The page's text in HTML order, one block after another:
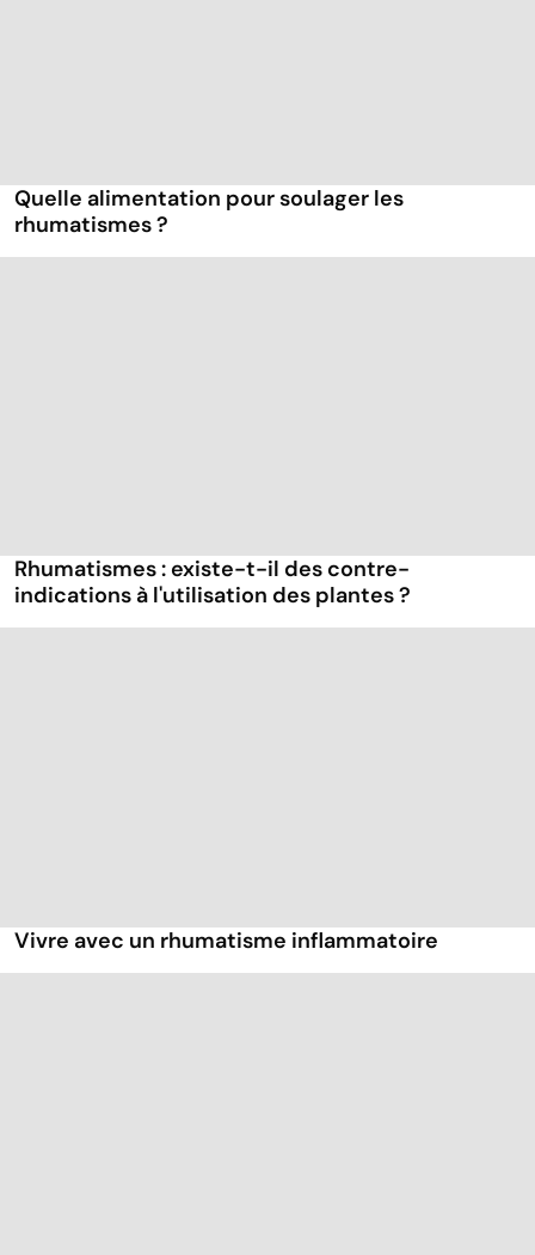
Quelle alimentation pour soulager les
rhumatismes ?
Rhumatismes : existe-t-il des contre-
indications à l'utilisation des plantes ?
Vivre avec un rhumatisme inflammatoire